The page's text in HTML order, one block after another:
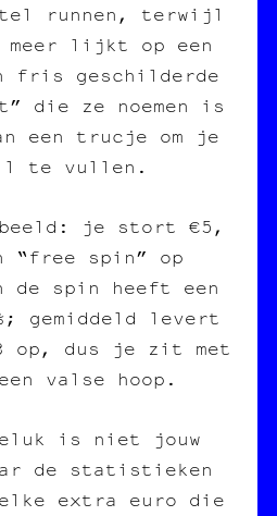
runnen, terwijl
lijkt op een
fris geschilderde
die ze noemen is
een trucje om je
te vullen.
je stort €5,
“free spin” op
de spin heeft een
gemiddeld levert
op, dus je zit met
valse hoop.
is niet jouw
de statistieken
extra euro die